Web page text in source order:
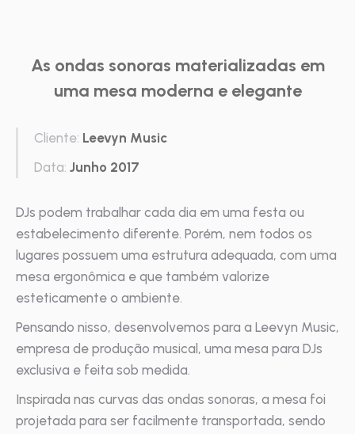
As ondas sonoras materializadas em
uma mesa moderna e elegante
Cliente: Leevyn Music
Data: Junho 2017
DJs podem trabalhar cada dia em uma festa ou
estabelecimento diferente. Porém, nem todos os
lugares possuem uma estrutura adequada, com uma
mesa ergonômica e que também valorize
esteticamente o ambiente.
Pensando nisso, desenvolvemos para a Leevyn Music,
empresa de produção musical, uma mesa para DJs
exclusiva e feita sob medida.
Inspirada nas curvas das ondas sonoras, a mesa foi
projetada para ser facilmente transportada, sendo